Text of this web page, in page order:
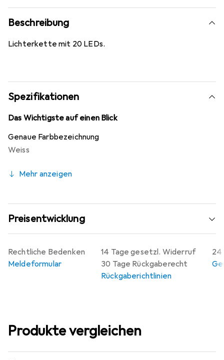
Beschreibung
Lichterkette mit 20 LEDs.
Spezifikationen
Das Wichtigste auf einen Blick
Genaue Farbbezeichnung
Weiss
Mehr anzeigen
Preisentwicklung
14 Tage gesetzl. Widerruf
30 Tage Rückgaberecht
Rückgaberichtlinien
24
Rechtliche Bedenken
Meldeformular
Produkte vergleichen